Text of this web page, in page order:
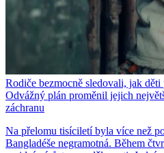
Rodiče bezmocně sledovali, jak
Odvážný plán proměnil jejich
záchranu
Na přelomu tisíciletí byla více než
Bangladéše negramotná. Během